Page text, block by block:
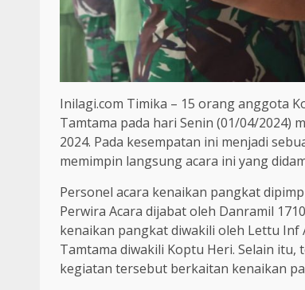
Inilagi.com Timika – 15 orang anggota
Tamtama pada hari Senin (01/04/2024)
2024. Pada kesempatan ini menjadi
memimpin langsung acara ini yang
Personel acara kenaikan pangkat
Perwira Acara dijabat oleh Danramil
kenaikan pangkat diwakili oleh Lettu Inf
Tamtama diwakili Koptu Heri. Selain
kegiatan tersebut berkaitan kenaikan